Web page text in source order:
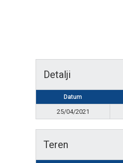
Detalji
Datum
25/04/2021
Teren